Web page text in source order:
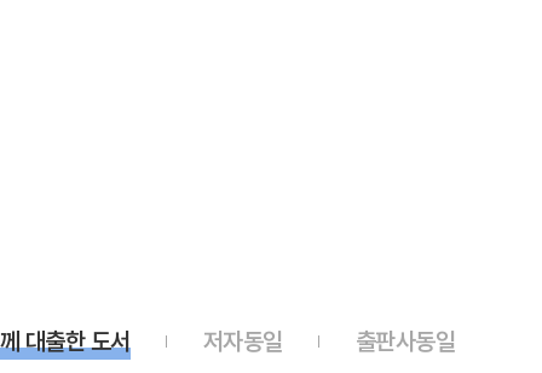
출판사동일
저자동일
대출한 도서